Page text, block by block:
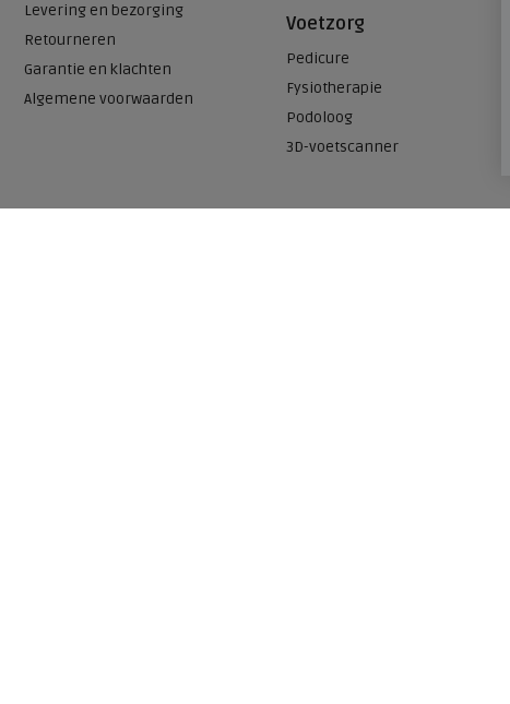
Levering en bezorging
Retourneren
Garantie en klachten
Algemene voorwaarden
Voetzorg
Pedicure
Fysiotherapie
Podoloog
3D-voetscanner